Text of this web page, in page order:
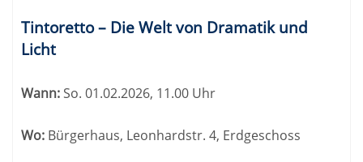
Tintoretto – Die Welt von Dramatik und
Licht
Wann:So. 01.02.2026, 11.00 Uhr
Wo: Bürgerhaus, Leonhardstr. 4, Erdgeschoss